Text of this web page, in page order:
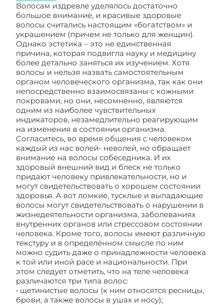
Волосам издревле уделялось достаточно
большое внимание, и красивые здоровые
волосы считались настоящим «богатством» и
украшением (причем не только для женщин).
Однако эстетика – это не единственная
причина, которая подвигла науку и медицину
более детально заняться их изучением. Хотя
волосы и нельзя назвать самостоятельным
органом человеческого организма, так как они
непосредственно взаимосвязаны с кожными
покровами, но они, несомненно, являются
одним из наиболее чувствительных
индикаторов, незамедлительно реагирующим
на изменения в состоянии организма.
Согласитесь, во время общения с человеком
каждый из нас волей- неволей, но обращает
внимание на волосы собеседника. И их
здоровый внешний вид и блеск не только
придают человеку привлекательности, но и
могут свидетельствовать о хорошем состоянии
здоровья. А вот ломкие, тусклые и выпадающие
волосы могут свидетельствовать о нарушении в
жизнедеятельности организма, заболеваниях
внутренних органов или стрессовом состоянии
человека. Кроме того, волосы имеют различную
текстуру и в определённом смысле по ним
можно судить даже о принадлежности человека
к той или иной расе и национальности. При
этом следует отметить, что на теле человека
различаются три типа волос:
• щетинистые волосы (к ним относятся ресницы,
брови, а также волосы в ушах и носу);